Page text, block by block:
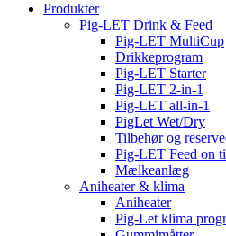
Produkter
Pig-LET Drink & Feed
Pig-LET MultiCup
Drikkeprogram
Pig-LET Starter
Pig-LET 2-in-1
Pig-LET all-in-1
PigLet Wet/Dry
Tilbehør og
Pig-LET Feed on
Mælkeanlæg
Aniheater & klima
Aniheater
Pig-Let klima